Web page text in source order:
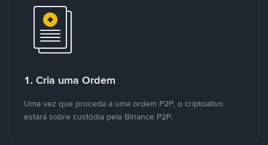
1. Cria uma Ordem
Uma vez que proceda a uma ordem P2P, o criptoativo
estará sobre custódia pela Binance P2P.